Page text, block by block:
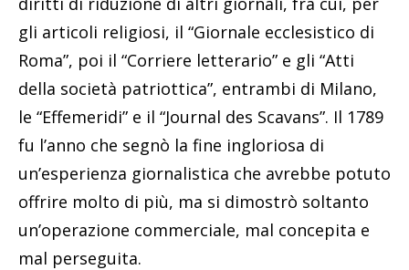
gli articoli religiosi, il “Giornale ecclesistico di
Roma”, poi il “Corriere letterario” e gli “Atti
della società patriottica”, entrambi di Milano,
le “Effemeridi” e il “Journal des Scavans”. Il 1789
fu l’anno che segnò la fine ingloriosa di
un’esperienza giornalistica che avrebbe potuto
offrire molto di più, ma si dimostrò soltanto
un’operazione commerciale, mal concepita e
mal perseguita.